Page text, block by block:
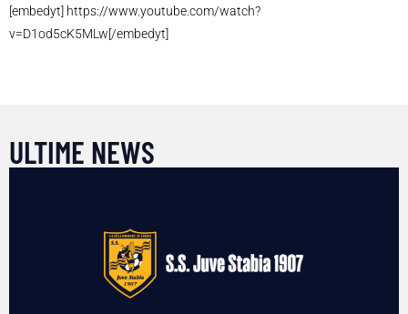
[embedyt] https://www.youtube.com/watch?
v=D1od5cK5MLw[/embedyt]
ULTIME NEWS